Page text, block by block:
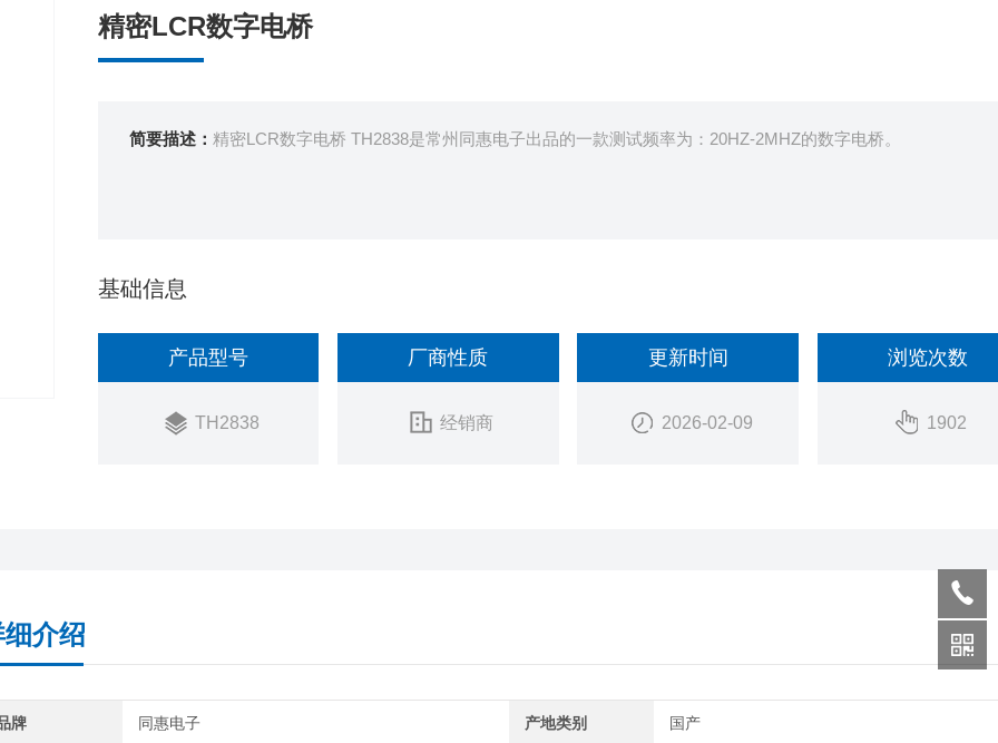
精密LCR数字电桥
简要描述： 精密LCR数字电桥 TH2838是常州同惠电子出品的一款测试频率为：20HZ-2MHZ的数字电桥。
基础信息
产品型号
TH2838
厂商性质
经销商
更新时间
2026-02-09
浏览次数
1902
介绍
牌 同惠电子 产地类别 国产